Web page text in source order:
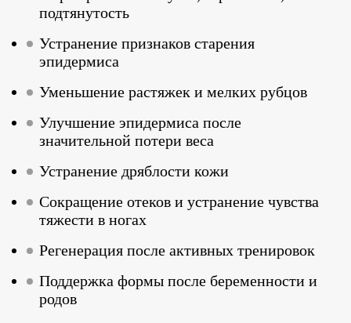
подтянутость
Устранение признаков старения
эпидермиса
Уменьшение растяжек и мелких рубцов
Улучшение эпидермиса после
значительной потери веса
Устранение дряблости кожи
Сокращение отеков и устранение чувства
тяжести в ногах
Регенерация после активных тренировок
Поддержка формы после беременности и
родов